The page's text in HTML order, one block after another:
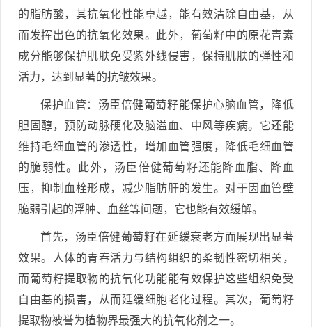
的脂肪酸，其抗氧化性能卓越，能有效清除自由基，从
而发挥出色的抗氧化效果。此外，葡萄籽中的原花青素
成分能够保护肌肤免受紫外线侵害，保持肌肤的弹性和
活力，达到显著的抗皱效果。
保护血管：汤臣倍健葡萄籽能保护心脑血管，降低
胆固醇，预防动脉硬化及脑溢血、中风等疾病。它还能
维持毛细血管的渗透性，增加血管强度，降低毛细血管
的脆弱性。此外，汤臣倍健葡萄籽还能降血脂、降血
压，抑制血栓形成，减少脂肪肝的发生。对于因血管壁
脆弱引起的浮肿、血丝等问题，它也能有效缓解。
首先，汤臣倍健葡萄籽在延缓衰老方面展现出显著
效果。人体的青春活力与结构组织的柔韧性密切相关，
而葡萄籽提取物的抗氧化功能能有效保护这些组织免受
自由基的损害，从而延缓细胞老化过程。其次，葡萄籽
提取物被誉为植物界最强大的抗氧化剂之一。